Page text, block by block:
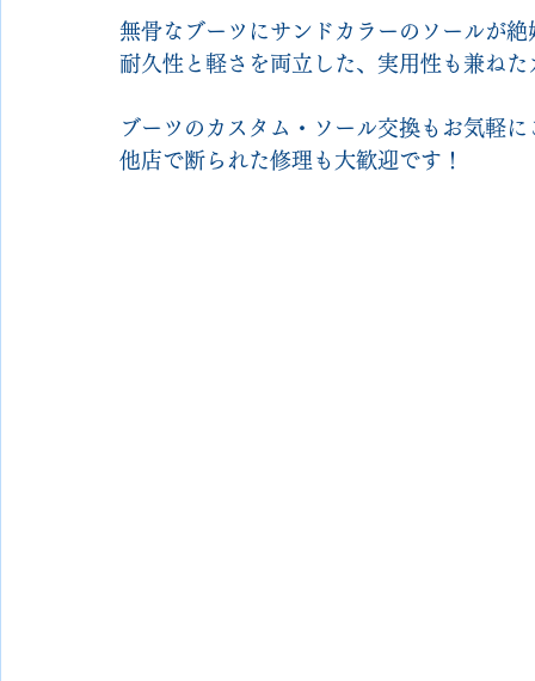
無骨なブーツにサンドカラーのソールが
耐久性と軽さを両立した、実用性も兼ね
ブーツのカスタム・ソール交換もお気軽
他店で断られた修理も大歓迎です！